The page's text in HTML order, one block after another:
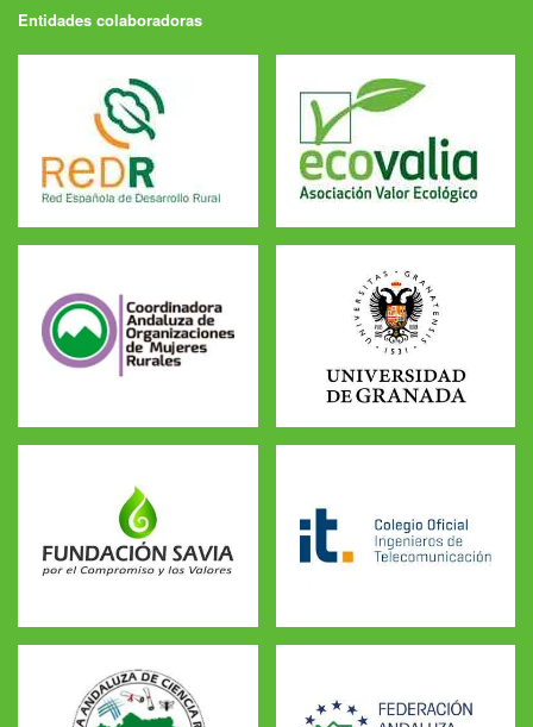
Entidades colaboradoras